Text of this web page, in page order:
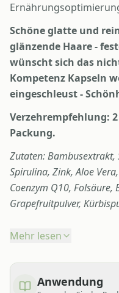
Schöne glatte und
glänzende Haare -
wünscht sich das
Kompetenz Kapseln
eingeschleust -
Verzehrempfehlung:
Packung.
Zutaten: Bambusextrakt,
Spirulina, Zink, Aloe
Coenzym Q10,
Grapefruitpulver,
Mehr lesen
Anwendung